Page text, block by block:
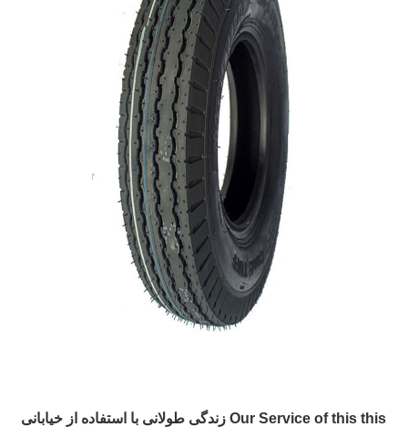
Our Service of this this زندگی طولانی با استفاده از خیابانی